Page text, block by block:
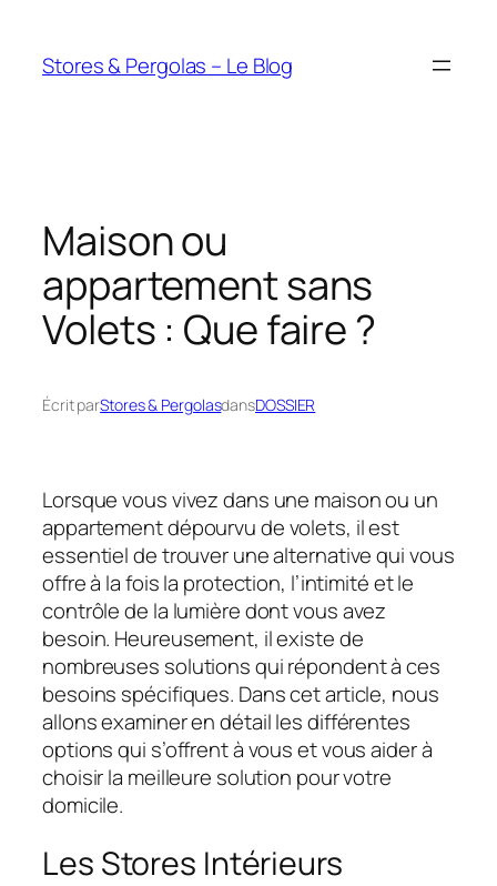
contenu
Stores & Pergolas – Le Blog
Maison ou
appartement sans
Volets : Que faire ?
Écrit parStores & PergolasdansDOSSIER
Lorsque vous vivez dans une maison ou un
appartement dépourvu de volets, il est
essentiel de trouver une alternative qui vous
offre à la fois la protection, l’intimité et le
contrôle de la lumière dont vous avez
besoin. Heureusement, il existe de
nombreuses solutions qui répondent à ces
besoins spécifiques. Dans cet article, nous
allons examiner en détail les différentes
options qui s’offrent à vous et vous aider à
choisir la meilleure solution pour votre
domicile.
Les Stores Intérieurs